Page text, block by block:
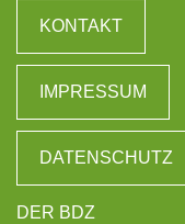
KONTAKT
IMPRESSUM
DATENSCHUTZ
DER BDZ